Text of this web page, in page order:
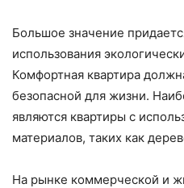
Большое значение
использования
Комфортная квартира
безопасной для жизни.
являются квартиры с
материалов, таких как
На рынке коммерческой и